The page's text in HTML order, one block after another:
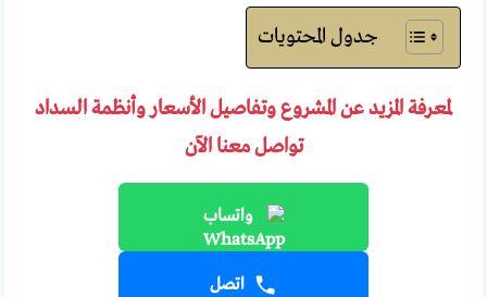
جدول المحتويات
لمعرفة المزيد عن المشروع وتفاصيل الأسعار وأنظمة السداد
تواصل معنا الآن
واتساب
اتصل